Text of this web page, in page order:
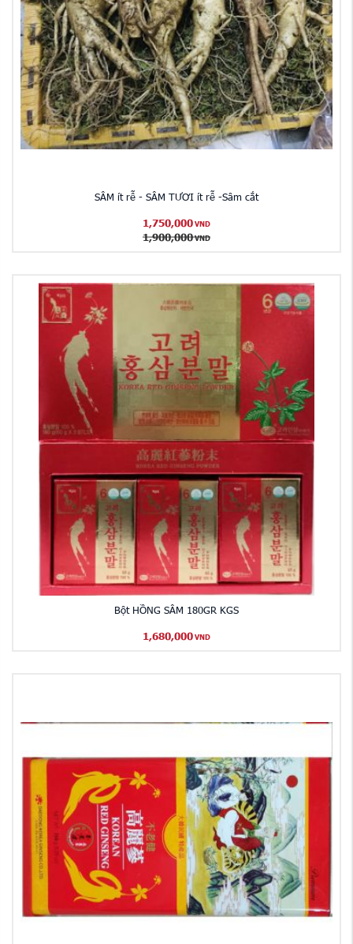
SÂM ít rễ - SÂM TƯƠI ít rễ -Sâm cắt
1,750,000 VND
1,900,000 VND
Bột HỒNG SÂM 180GR KGS
1,680,000 VND